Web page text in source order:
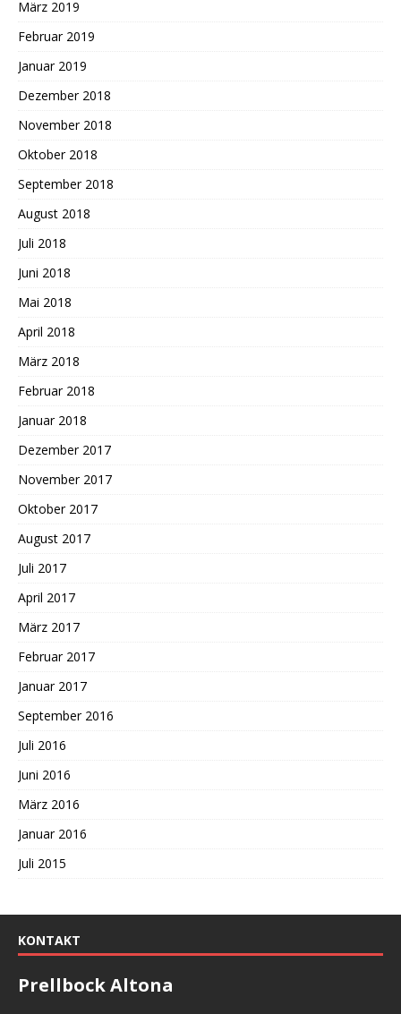
März 2019
Februar 2019
Januar 2019
Dezember 2018
November 2018
Oktober 2018
September 2018
August 2018
Juli 2018
Juni 2018
Mai 2018
April 2018
März 2018
Februar 2018
Januar 2018
Dezember 2017
November 2017
Oktober 2017
August 2017
Juli 2017
April 2017
März 2017
Februar 2017
Januar 2017
September 2016
Juli 2016
Juni 2016
März 2016
Januar 2016
Juli 2015
KONTAKT
Prellbock Altona